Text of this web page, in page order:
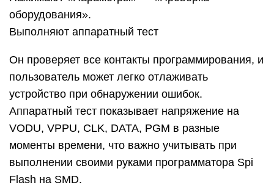
оборудования».
Выполняют аппаратный тест
Он проверяет все контакты программирования, и
пользователь может легко отлаживать
устройство при обнаружении ошибок.
Аппаратный тест показывает напряжение на
VODU, VPPU, CLK, DATA, PGM в разные
моменты времени, что важно учитывать при
выполнении своими руками программатора Spi
Flash на SMD.